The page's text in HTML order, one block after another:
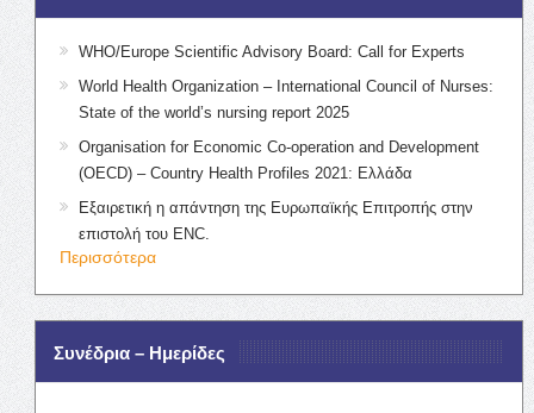
WHO/Europe Scientific Advisory Board: Call for Experts
World Health Organization – International Council of Nurses:
State of the world’s nursing report 2025
Organisation for Economic Co-operation and Development
(OECD) – Country Health Profiles 2021: Ελλάδα
Εξαιρετική η απάντηση της Ευρωπαϊκής Επιτροπής στην
επιστολή του ENC.
Περισσότερα
Συνέδρια – Ημερίδες